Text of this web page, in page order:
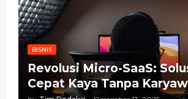
BISNIS
Revolusi Micro-SaaS:
Cepat Kaya Tanpa